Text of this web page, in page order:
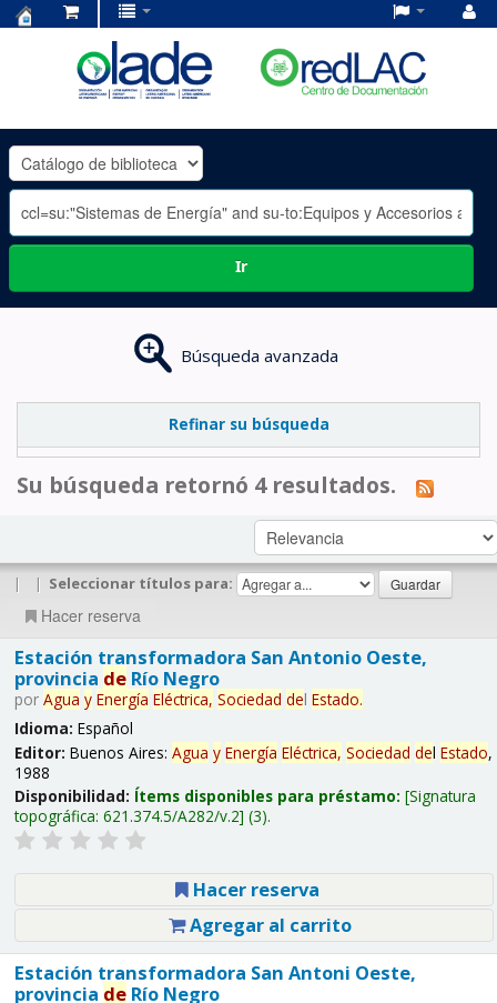
OLADE
-
Ir
Búsqueda avanzada
Refinar su búsqueda
Su búsqueda retornó 4 resultados.
| | Seleccionar títulos para:
Hacer reserva
Estación transformadora San Antonio Oeste,
provincia deRío Negro
por Agua y Energía Eléctrica, Sociedad del Estado.
Idioma: Español
Editor: Buenos Aires: Agua y Energía Eléctrica, Sociedad del Estado,
1988
Disponibilidad: Ítems disponibles para préstamo: Signatura
topográfica: 621.374.5/A282/v.2 (3).
Hacer reserva
Agregar al carrito
Estación transformadora San Antoni Oeste,
provincia deRío Negro